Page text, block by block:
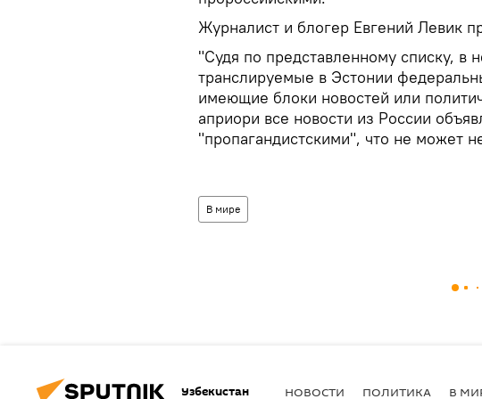
Журналист и блогер Евгений Левик
"Судя по представленному списку, в
транслируемые в Эстонии
имеющие блоки новостей или
априори все новости из России
"пропагандистскими", что не может
В мире
Узбекистан НОВОСТИ ПОЛИТИКА В